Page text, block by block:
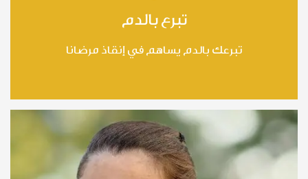
تبرع بالدم
تبرعك بالدم يساهم في إنقاذ مرضانا